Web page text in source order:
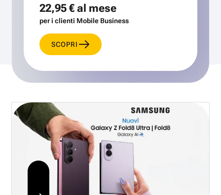
22,95 €al mese
per i clienti Mobile Business
SCOPRI